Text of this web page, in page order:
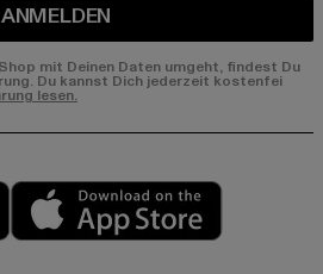
ANMELDEN
mit Deinen Daten umgeht, findest Du
Du kannst Dich jederzeit kostenfei
lesen.
Play market